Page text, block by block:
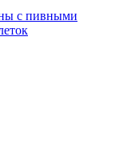
с пивными